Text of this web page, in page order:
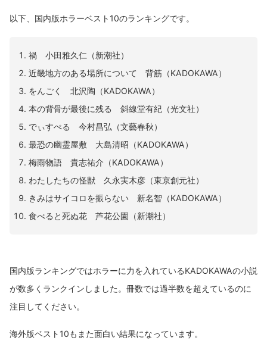
以下、国内版ホラーベスト10のランキングです。
禍 小田雅久仁（新潮社）
近畿地方のある場所について 背筋（KADOKAWA）
をんごく 北沢陶（KADOKAWA）
本の背骨が最後に残る 斜線堂有紀（光文社）
でぃすぺる 今村昌弘（文藝春秋）
最恐の幽霊屋敷 大島清昭（KADOKAWA）
梅雨物語 貴志祐介（KADOKAWA）
わたしたちの怪獣 久永実木彦（東京創元社）
きみはサイコロを振らない 新名智（KADOKAWA）
食べると死ぬ花 芦花公園（新潮社）
国内版ランキングではホラーに力を入れているKADOKAWAの小説
が数多くランクインしました。冊数では過半数を超えているのに
注目してください。
海外版ベスト10もまた面白い結果になっています。